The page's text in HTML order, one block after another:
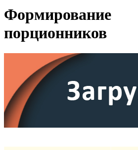
Формирование
порционников